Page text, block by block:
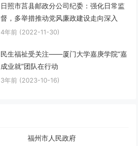
日照市莒县邮政分公司纪委：强化日常监
督，多举措推动党风廉政建设走向深入
4年前 (2022-11-30)
民生福祉受关注——厦门大学嘉庚学院“嘉
成业就”团队在行动
3年前 (2023-10-16)
福州市人民政府